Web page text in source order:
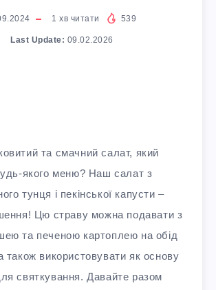
1 хв читати 539
Last Update: 09.02.2026
та смачний салат, який
якого меню? Наш салат з
тунця і пекінської капусти –
Цю страву можна подавати з
та печеною картоплею на обід
також використовувати як основу
святкування. Давайте разом